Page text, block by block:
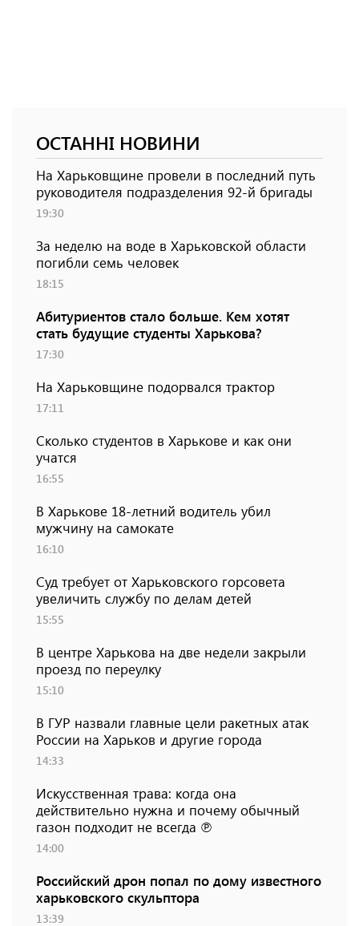
ОСТАННІ НОВИНИ
На Харьковщине провели в последний путь
руководителя подразделения 92-й бригады
19:30
За неделю на воде в Харьковской области
погибли семь человек
18:15
Абитуриентов стало больше. Кем хотят
стать будущие студенты Харькова?
17:30
На Харьковщине подорвался трактор
17:11
Сколько студентов в Харькове и как они
учатся
16:55
В Харькове 18-летний водитель убил
мужчину на самокате
16:10
Суд требует от Харьковского горсовета
увеличить службу по делам детей
15:55
В центре Харькова на две недели закрыли
проезд по переулку
15:10
В ГУР назвали главные цели ракетных атак
России на Харьков и другие города
14:33
Искусственная трава: когда она
действительно нужна и почему обычный
газон подходит не всегда ℗
14:00
Российский дрон попал по дому известного
харьковского скульптора
13:39